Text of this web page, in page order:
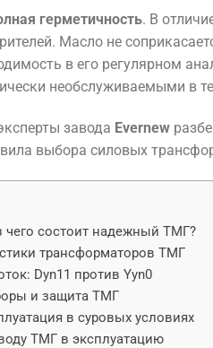
герметичность. В
Масло не
в его регулярном
необслуживаемыми в
завода Evernew
выбора силовых
чего состоит надежный ТМГ?
трансформаторов ТМГ
Dyn11 против Yyn0
и защита ТМГ
в суровых условиях
ТМГ в эксплуатацию